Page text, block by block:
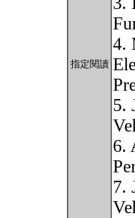
指定閱讀
4.
5.
6.
7.